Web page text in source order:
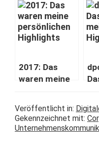
tion: Mit
Strate­gie ins
neue Jahr
ist
2017: Das
waren meine
Highlights
Veröffentlicht in:
Gekennzeichnet mit: